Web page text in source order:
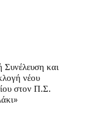
και
νέου
στον Π.Σ.